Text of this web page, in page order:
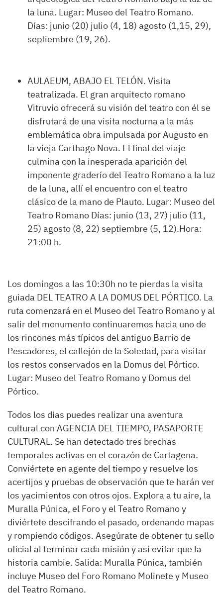
la luna. Lugar: Museo del Teatro Romano.
Días: junio (20) julio (4, 18) agosto (1,15, 29),
septiembre (19, 26).
AULAEUM, ABAJO EL TELÓN. Visita
teatralizada. El gran arquitecto romano
Vitruvio ofrecerá su visión del teatro con él se
disfrutará de una visita nocturna a la más
emblemática obra impulsada por Augusto en
la vieja Carthago Nova. El final del viaje
culmina con la inesperada aparición del
imponente graderío del Teatro Romano a la luz
de la luna, allí el encuentro con el teatro
clásico de la mano de Plauto. Lugar: Museo del
Teatro Romano Días: junio (13, 27) julio (11,
25) agosto (8, 22) septiembre (5, 12).Hora:
21:00 h.
Los domingos a las 10:30h no te pierdas la visita
guiada DEL TEATRO A LA DOMUS DEL PÓRTICO. La
ruta comenzará en el Museo del Teatro Romano y al
salir del monumento continuaremos hacia uno de
los rincones más típicos del antiguo Barrio de
Pescadores, el callejón de la Soledad, para visitar
los restos conservados en la Domus del Pórtico.
Lugar: Museo del Teatro Romano y Domus del
Pórtico.
Todos los días puedes realizar una aventura
cultural con AGENCIA DEL TIEMPO, PASAPORTE
CULTURAL. Se han detectado tres brechas
temporales activas en el corazón de Cartagena.
Conviértete en agente del tiempo y resuelve los
acertijos y pruebas de observación que te harán ver
los yacimientos con otros ojos. Explora a tu aire, la
Muralla Púnica, el Foro y el Teatro Romano y
diviértete descifrando el pasado, ordenando mapas
y rompiendo códigos. Asegúrate de obtener tu sello
oficial al terminar cada misión y así evitar que la
historia cambie. Salida: Muralla Púnica, también
incluye Museo del Foro Romano Molinete y Museo
del Teatro Romano.